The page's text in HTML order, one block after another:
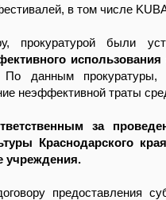
в том числе
прокуратурой были
По данным
неэффективной траты
за
Краснодарского
учреждения.
предоставления